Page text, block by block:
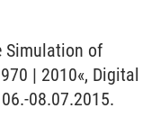
Simulation of
| 2010«, Digital
08.07.2015.